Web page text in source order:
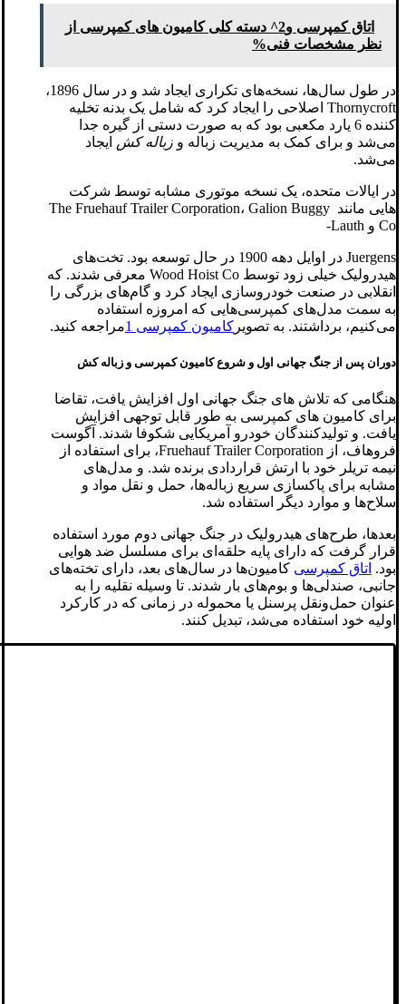
اتاق کمپرسی و2^ دسته کلی کامیون های کمپرسی از
نظر مشخصات فنی%
در طول سال‌ها، نسخه‌های تکراری ایجاد شد و در سال 1896،
Thornycroft اصلاحی را ایجاد کرد که شامل یک بدنه تخلیه
کننده 6 یارد مکعبی بود که به صورت دستی از گیره جدا
می‌شد و برای کمک به مدیریت زباله و زباله کش ایجاد
می‌شد.
در ایالات متحده، یک نسخه موتوری مشابه توسط شرکت
هایی مانند The Fruehauf Trailer Corporation، Galion Buggy
Co و Lauth-
Juergens در اوایل دهه 1900 در حال توسعه بود. تخت‌های
هیدرولیک خیلی زود توسط Wood Hoist Co معرفی شدند. که
انقلابی در صنعت خودروسازی ایجاد کرد و گام‌های بزرگی را
به سمت مدل‌های کمپرسی‌هایی که امروزه استفاده
می‌کنیم، برداشتند. به تصویر کامیون کمپرسی 1 مراجعه کنید.
دوران پس از جنگ جهانی اول و شروع کامیون کمپرسی و زباله کش
هنگامی که تلاش های جنگ جهانی اول افزایش یافت، تقاضا
برای کامیون های کمپرسی به طور قابل توجهی افزایش
یافت. و تولیدکنندگان خودرو آمریکایی شکوفا شدند. آگوست
فروهاف، از Fruehauf Trailer Corporation، برای استفاده از
نیمه تریلر خود با ارتش قراردادی برنده شد. و مدل‌های
مشابه برای پاکسازی سریع زباله‌ها، حمل و نقل مواد و
سلاح‌ها و موارد دیگر استفاده شد.
بعدها، طرح‌های هیدرولیک در جنگ جهانی دوم مورد استفاده
قرار گرفت که دارای پایه حلقه‌ای برای مسلسل ضد هوایی
بود. اتاق کمپرسی کامیون‌ها در سال‌های بعد، دارای تخته‌های
جانبی، صندلی‌ها و بوم‌های بار شدند. تا وسیله نقلیه را به
عنوان حمل‌ونقل پرسنل یا محموله در زمانی که در کارکرد
اولیه خود استفاده می‌شد، تبدیل کنند.